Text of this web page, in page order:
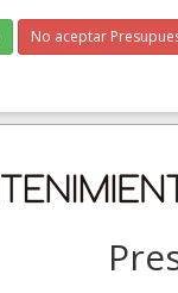
No aceptar